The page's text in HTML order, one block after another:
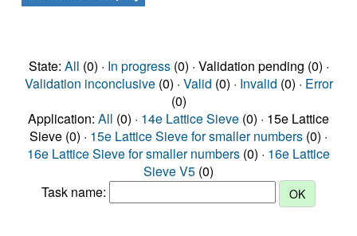
State: All (0) · In progress(0) · Validation pending (0) ·
Validation inconclusive(0) · Valid (0) · Invalid (0) · Error
(0)
Application: All (0) · 14e Lattice Sieve (0) · 15e Lattice
Sieve (0) · 15e Lattice Sieve for smaller numbers (0) ·
16e Lattice Sieve for smaller numbers (0) · 16e Lattice
Sieve V5 (0)
Task name: